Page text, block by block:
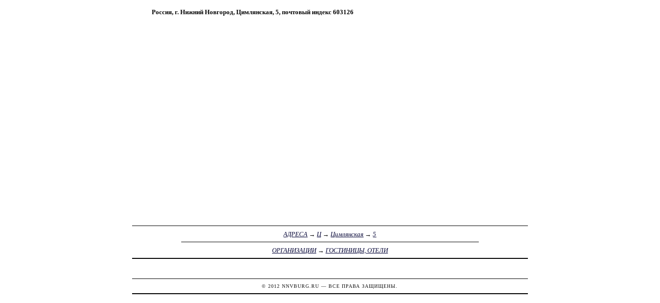
Россия, г. Нижний Новгород, Цимлянская, 5, почтовый индекс 603126
АДРЕСА → Ц→ Цимлянская →5
ОРГАНИЗАЦИИ→ ГОСТИНИЦЫ, ОТЕЛИ
© 2012NNVBURG.RU — ВСЕ ПРАВА ЗАЩИЩЕНЫ.